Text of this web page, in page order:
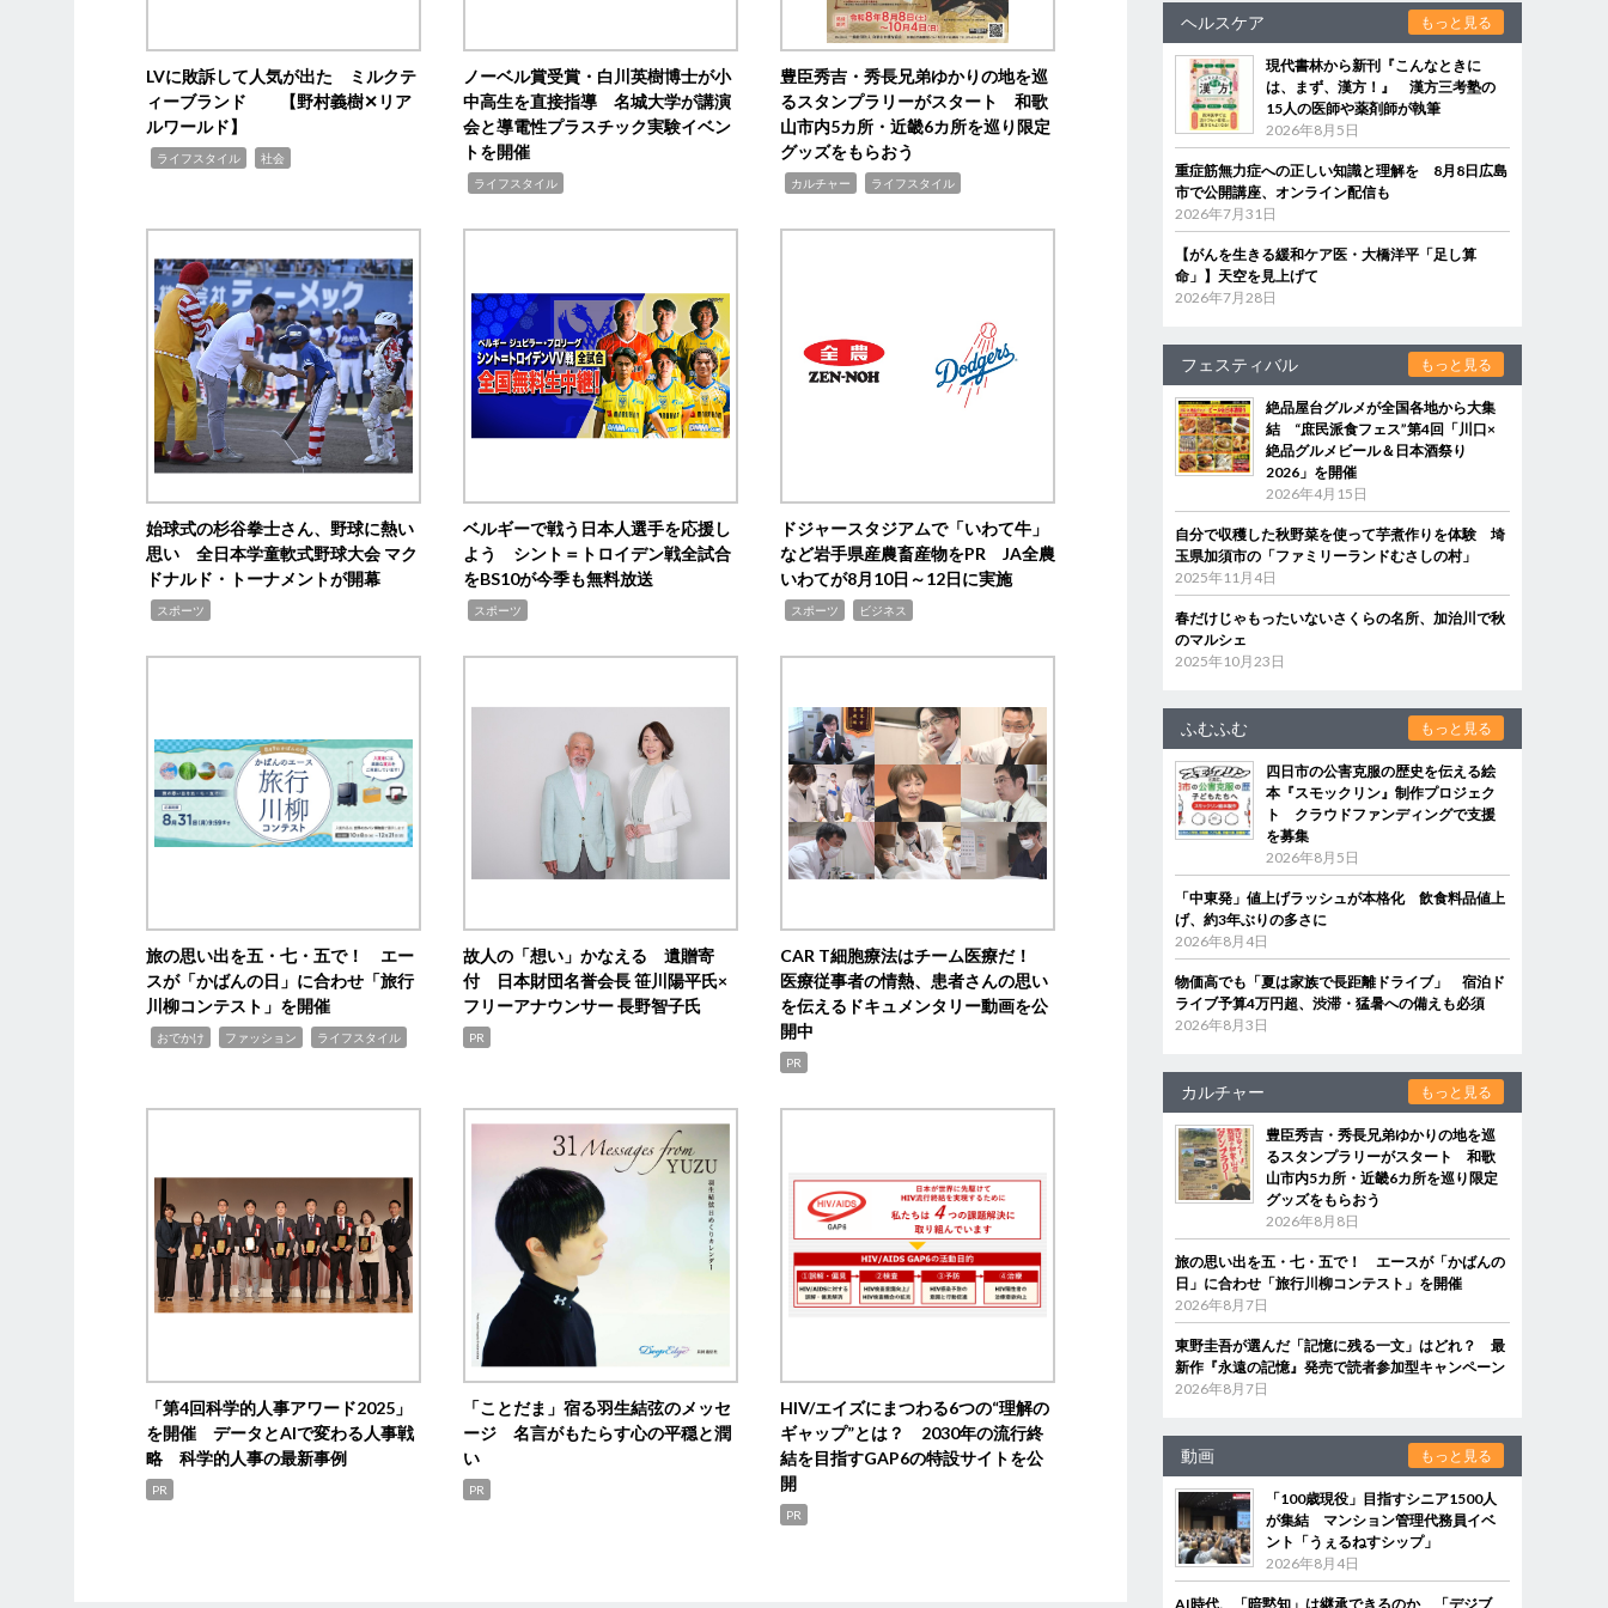
LVに敗訴して人気が出た ミルクテ
ィーブランド 【野村義樹✕リア
ルワールド】
ライフスタイル 社会
ノーベル賞受賞・白川英樹博士が小
中高生を直接指導 名城大学が講演
会と導電性プラスチック実験イベン
トを開催
ライフスタイル
豊臣秀吉・秀長兄弟ゆかりの地を巡
るスタンプラリーがスタート 和歌
山市内5カ所・近畿6カ所を巡り限定
グッズをもらおう
カルチャー ライフスタイル
始球式の杉谷拳士さん、野球に熱い
思い 全日本学童軟式野球大会 マク
ドナルド・トーナメントが開幕
スポーツ
ベルギーで戦う日本人選手を応援し
よう シント＝トロイデン戦全試合
をBS10が今季も無料放送
スポーツ
ドジャースタジアムで「いわて牛」
など岩手県産農畜産物をPR JA全農
いわてが8月10日～12日に実施
スポーツ ビジネス
旅の思い出を五・七・五で！ エー
スが「かばんの日」に合わせ「旅行
川柳コンテスト」を開催
おでかけ ファッション ライフスタイル
故人の「想い」かなえる 遺贈寄
付 日本財団名誉会長 笹川陽平氏×
フリーアナウンサー 長野智子氏
PR
CAR T細胞療法はチーム医療だ！
医療従事者の情熱、患者さんの思い
を伝えるドキュメンタリー動画を公
開中
PR
「第4回科学的人事アワード2025」
を開催 データとAIで変わる人事戦
略 科学的人事の最新事例
PR
「ことだま」宿る羽生結弦のメッセ
ージ 名言がもたらす心の平穏と潤
い
PR
HIV/エイズにまつわる6つの“理解の
ギャップ”とは？ 2030年の流行終
結を目指すGAP6の特設サイトを公
開
PR
ヘルスケア もっと見る
現代書林から新刊『こんなときに
は、まず、漢方！』 漢方三考塾の
15人の医師や薬剤師が執筆
2026年8月5日
重症筋無力症への正しい知識と理解を 8月8日広島
市で公開講座、オンライン配信も
2026年7月31日
【がんを生きる緩和ケア医・大橋洋平「足し算
命」】天空を見上げて
2026年7月28日
フェスティバル もっと見る
絶品屋台グルメが全国各地から大集
結 “庶民派食フェス”第4回「川口×
絶品グルメビール＆日本酒祭り
2026」を開催
2026年4月15日
自分で収穫した秋野菜を使って芋煮作りを体験 埼
玉県加須市の「ファミリーランドむさしの村」
2025年11月4日
春だけじゃもったいないさくらの名所、加治川で秋
のマルシェ
2025年10月23日
ふむふむ もっと見る
四日市の公害克服の歴史を伝える絵
本『スモックリン』制作プロジェク
ト クラウドファンディングで支援
を募集
2026年8月5日
「中東発」値上げラッシュが本格化 飲食料品値上
げ、約3年ぶりの多さに
2026年8月4日
物価高でも「夏は家族で長距離ドライブ」 宿泊ド
ライブ予算4万円超、渋滞・猛暑への備えも必須
2026年8月3日
カルチャー もっと見る
豊臣秀吉・秀長兄弟ゆかりの地を巡
るスタンプラリーがスタート 和歌
山市内5カ所・近畿6カ所を巡り限定
グッズをもらおう
2026年8月8日
旅の思い出を五・七・五で！ エースが「かばんの
日」に合わせ「旅行川柳コンテスト」を開催
2026年8月7日
東野圭吾が選んだ「記憶に残る一文」はどれ？ 最
新作『永遠の記憶』発売で読者参加型キャンペーン
2026年8月7日
動画 もっと見る
「100歳現役」目指すシニア1500人
が集結 マンション管理代務員イベ
ント「うぇるねすシップ」
2026年8月4日
AI時代、「暗黙知」は継承できるのか 「デジブ